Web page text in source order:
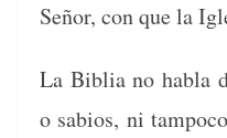
Señor, con que la
La Bib­lia no habla
o sabios, ni